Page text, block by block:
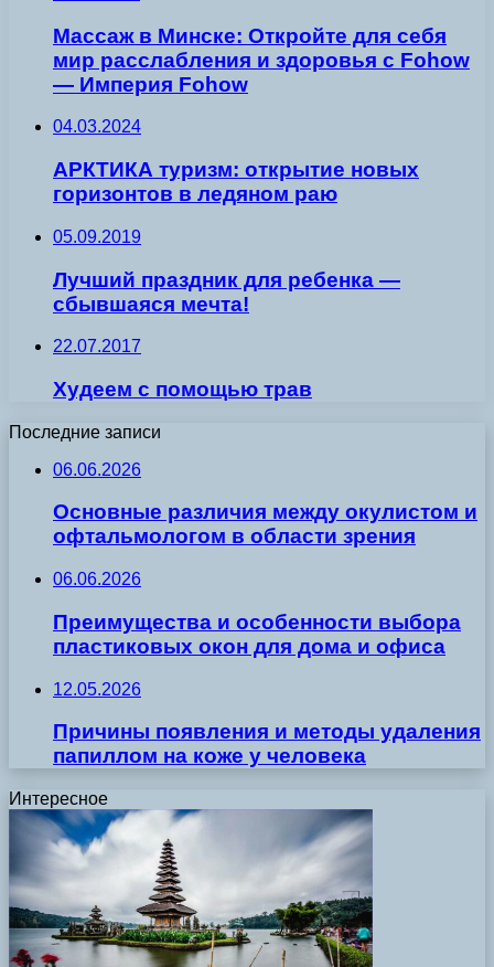
Массаж в Минске: Откройте для себя
мир расслабления и здоровья с Fohow
— Империя Fohow
04.03.2024
АРКТИКА туризм: открытие новых
горизонтов в ледяном раю
05.09.2019
Лучший праздник для ребенка —
сбывшаяся мечта!
22.07.2017
Худеем с помощью трав
Последние записи
06.06.2026
Основные различия между окулистом и
офтальмологом в области зрения
06.06.2026
Преимущества и особенности выбора
пластиковых окон для дома и офиса
12.05.2026
Причины появления и методы удаления
папиллом на коже у человека
Интересное